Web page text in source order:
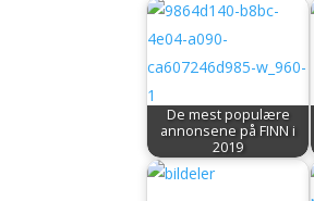
De mest populære
annonsene på FINN i
2019